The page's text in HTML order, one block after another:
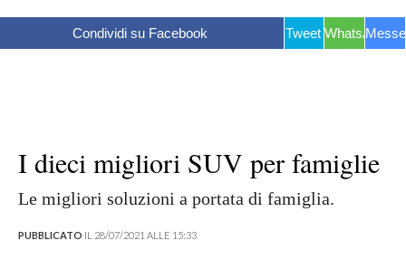
Condividi su Facebook Tweet WhatsApp
I dieci migliori SUV per famiglie
Le migliori soluzioni a portata di famiglia.
PUBBLICATO IL 28/07/2021 ALLE 15:33